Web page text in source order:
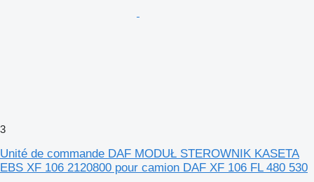
3
Unité de commande DAF MODUŁ STEROWNIK KASETA
EBS XF 106 2120800 pour camion DAF XF 106 FL 480 530